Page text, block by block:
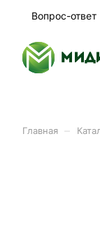
Вопрос-ответ
Главная